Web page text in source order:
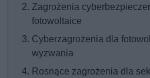
Zagrożenia
fotowoltaice
Cyberzagrożenia dla
wyzwania
Rosnące zagrożenia dla